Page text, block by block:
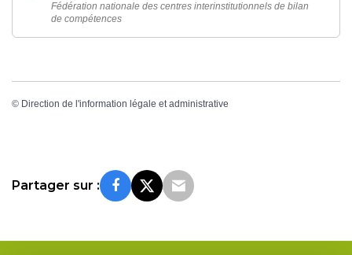
Fédération nationale des centres interinstitutionnels de bilan
de compétences
© Direction de l'information légale et administrative
Partager sur :